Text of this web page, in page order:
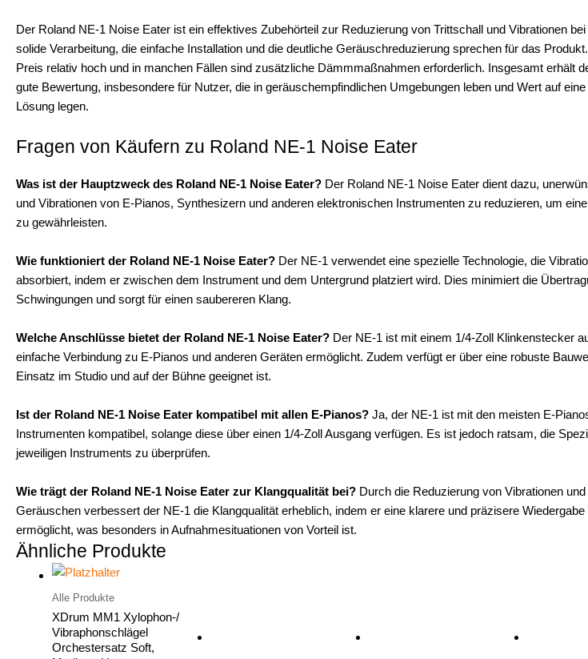
Der Roland NE-1 Noise Eater ist ein effektives Zubehörteil zur Reduzierung von Trittschall und Vibrationen
solide Verarbeitung, die einfache Installation und die deutliche Geräuschreduzierung sprechen für das
Preis relativ hoch und in manchen Fällen sind zusätzliche Dämmmaßnahmen erforderlich. Insgesamt erhält
gute Bewertung, insbesondere für Nutzer, die in geräuschempfindlichen Umgebungen leben und Wert auf
Lösung legen.
Fragen von Käufern zu Roland NE-1 Noise Eater
Was ist der Hauptzweck des Roland NE-1 Noise Eater? Der Roland NE-1 Noise Eater dient dazu,
und Vibrationen von E-Pianos, Synthesizern und anderen elektronischen Instrumenten zu reduzieren, um
zu gewährleisten.
Wie funktioniert der Roland NE-1 Noise Eater? Der NE-1 verwendet eine spezielle Technologie, die
absorbiert, indem er zwischen dem Instrument und dem Untergrund platziert wird. Dies minimiert die
Schwingungen und sorgt für einen saubereren Klang.
Welche Anschlüsse bietet der Roland NE-1 Noise Eater? Der NE-1 ist mit einem 1/4-Zoll Klinkenstecker
einfache Verbindung zu E-Pianos und anderen Geräten ermöglicht. Zudem verfügt er über eine robuste
Einsatz im Studio und auf der Bühne geeignet ist.
Ist der Roland NE-1 Noise Eater kompatibel mit allen E-Pianos? Ja, der NE-1 ist mit den meisten E-
Instrumenten kompatibel, solange diese über einen 1/4-Zoll Ausgang verfügen. Es ist jedoch ratsam, die
jeweiligen Instruments zu überprüfen.
Wie trägt der Roland NE-1 Noise Eater zur Klangqualität bei? Durch die Reduzierung von Vibrationen
Geräuschen verbessert der NE-1 die Klangqualität erheblich, indem er eine klarere und präzisere
ermöglicht, was besonders in Aufnahmesituationen von Vorteil ist.
Ähnliche Produkte
Alle Produkte
XDrum MM1 Xylophon-/
Vibraphonschlägel
Orchestersatz Soft,